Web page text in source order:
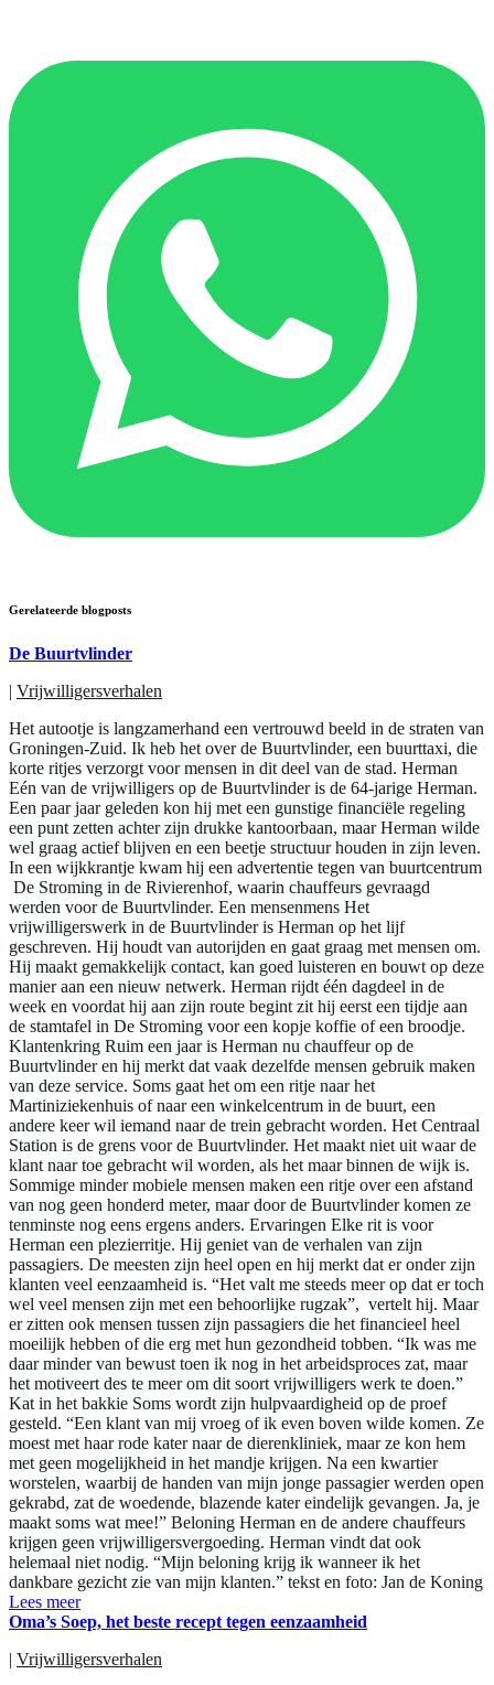
Gerelateerde blogposts
De Buurtvlinder
| Vrijwilligersverhalen
Het autootje is langzamerhand een vertrouwd beeld in de straten van
Groningen-Zuid. Ik heb het over de Buurtvlinder, een buurttaxi, die
korte ritjes verzorgt voor mensen in dit deel van de stad. Herman
Eén van de vrijwilligers op de Buurtvlinder is de 64-jarige Herman.
Een paar jaar geleden kon hij met een gunstige financiële regeling
een punt zetten achter zijn drukke kantoorbaan, maar Herman wilde
wel graag actief blijven en een beetje structuur houden in zijn leven.
In een wijkkrantje kwam hij een advertentie tegen van buurtcentrum
De Stroming in de Rivierenhof, waarin chauffeurs gevraagd
werden voor de Buurtvlinder. Een mensenmens Het
vrijwilligerswerk in de Buurtvlinder is Herman op het lijf
geschreven. Hij houdt van autorijden en gaat graag met mensen om.
Hij maakt gemakkelijk contact, kan goed luisteren en bouwt op deze
manier aan een nieuw netwerk. Herman rijdt één dagdeel in de
week en voordat hij aan zijn route begint zit hij eerst een tijdje aan
de stamtafel in De Stroming voor een kopje koffie of een broodje.
Klantenkring Ruim een jaar is Herman nu chauffeur op de
Buurtvlinder en hij merkt dat vaak dezelfde mensen gebruik maken
van deze service. Soms gaat het om een ritje naar het
Martiniziekenhuis of naar een winkelcentrum in de buurt, een
andere keer wil iemand naar de trein gebracht worden. Het Centraal
Station is de grens voor de Buurtvlinder. Het maakt niet uit waar de
klant naar toe gebracht wil worden, als het maar binnen de wijk is.
Sommige minder mobiele mensen maken een ritje over een afstand
van nog geen honderd meter, maar door de Buurtvlinder komen ze
tenminste nog eens ergens anders. Ervaringen Elke rit is voor
Herman een plezierritje. Hij geniet van de verhalen van zijn
passagiers. De meesten zijn heel open en hij merkt dat er onder zijn
klanten veel eenzaamheid is. “Het valt me steeds meer op dat er toch
wel veel mensen zijn met een behoorlijke rugzak”, vertelt hij. Maar
er zitten ook mensen tussen zijn passagiers die het financieel heel
moeilijk hebben of die erg met hun gezondheid tobben. “Ik was me
daar minder van bewust toen ik nog in het arbeidsproces zat, maar
het motiveert des te meer om dit soort vrijwilligers werk te doen.”
Kat in het bakkie Soms wordt zijn hulpvaardigheid op de proef
gesteld. “Een klant van mij vroeg of ik even boven wilde komen. Ze
moest met haar rode kater naar de dierenkliniek, maar ze kon hem
met geen mogelijkheid in het mandje krijgen. Na een kwartier
worstelen, waarbij de handen van mijn jonge passagier werden open
gekrabd, zat de woedende, blazende kater eindelijk gevangen. Ja, je
maakt soms wat mee!” Beloning Herman en de andere chauffeurs
krijgen geen vrijwilligersvergoeding. Herman vindt dat ook
helemaal niet nodig. “Mijn beloning krijg ik wanneer ik het
dankbare gezicht zie van mijn klanten.” tekst en foto: Jan de Koning
Lees meer
Oma’s Soep, het beste recept tegen eenzaamheid
| Vrijwilligersverhalen